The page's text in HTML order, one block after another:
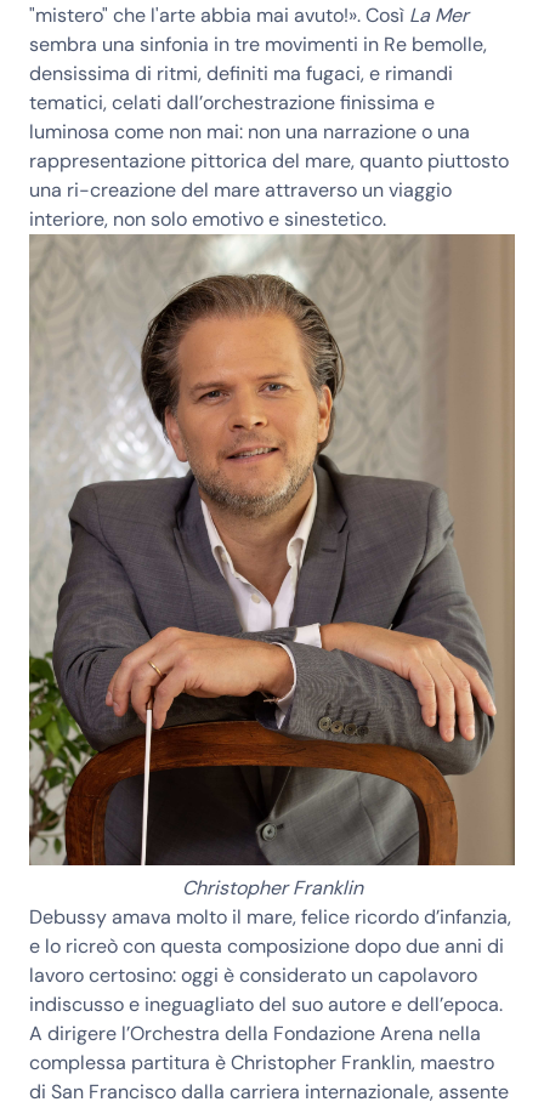
"mistero" che l'arte abbia mai avuto!». Così La Mer
sembra una sinfonia in tre movimenti in Re bemolle,
densissima di ritmi, definiti ma fugaci, e rimandi
tematici, celati dall’orchestrazione finissima e
luminosa come non mai: non una narrazione o una
rappresentazione pittorica del mare, quanto piuttosto
una ri-creazione del mare attraverso un viaggio
interiore, non solo emotivo e sinestetico.
Christopher Franklin
Debussy amava molto il mare, felice ricordo d’infanzia,
e lo ricreò con questa composizione dopo due anni di
lavoro certosino: oggi è considerato un capolavoro
indiscusso e ineguagliato del suo autore e dell’epoca.
A dirigere l’Orchestra della Fondazione Arena nella
complessa partitura è Christopher Franklin, maestro
di San Francisco dalla carriera internazionale, assente